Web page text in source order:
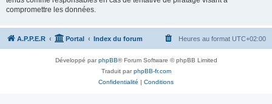
compromettre les données.
A.P.P.E.R Portal Index du forum Heures au format UTC+02:00
Développé parphpBB® Forum Software © phpBB Limited
Traduit parphpBB-fr.com
Confidentialité | Conditions